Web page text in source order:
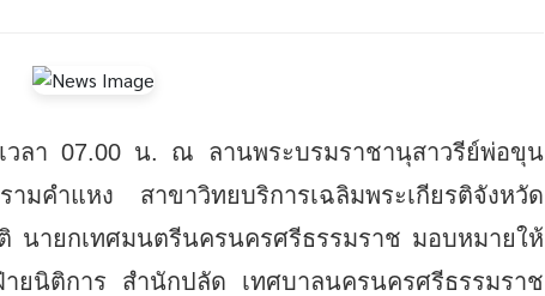
ลา 07.00 น. ณ ลานพระบรมราชานุสาวรีย์พ่อขุน
มคำแหง สาขาวิทยบริการเฉลิมพระเกียรติจังหวัด
นายกเทศมนตรีนครนครศรีธรรมราช มอบหมายให้
ยนิติการ สำนักปลัด เทศบาลนครนครศรีธรรมราช